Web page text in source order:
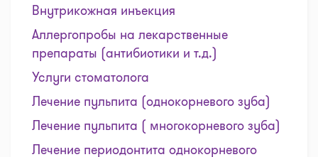
Внутрикожная инъекция
Аллергопробы на лекарственные
препараты (антибиотики и т.д.)
Услуги стоматолога
Лечение пульпита (однокорневого зуба)
Лечение пульпита ( многокорневого зуба)
Лечение периодонтита однокорневого